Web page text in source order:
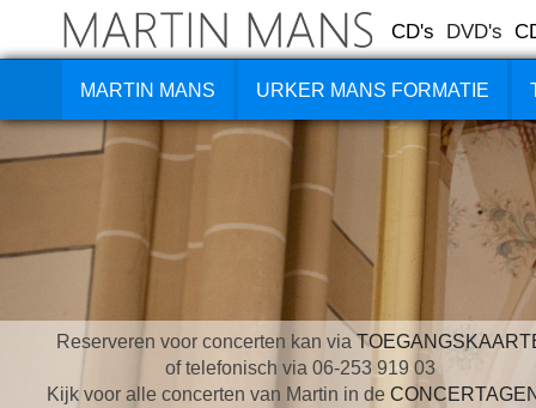
CD's DVD's
MARTIN MANS URKER MANS FORMATIE
Reserveren voor concerten kan via
of telefonisch via 06-253 919 03
Kijk voor alle concerten van Martin in de